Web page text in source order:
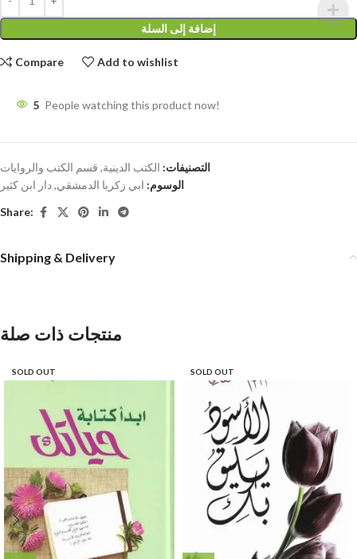
إضافة إلى السلة
Compare Add to wishlist
5 People watching this product now!
التصنيفات: الكتب الدينية, قسم الكتب والروايات
الوسوم: ابي زكريا الدمشقي,دار ابن كثير
Share:
Shipping & Delivery
منتجات ذات صلة
SOLD OUT SOLD OUT